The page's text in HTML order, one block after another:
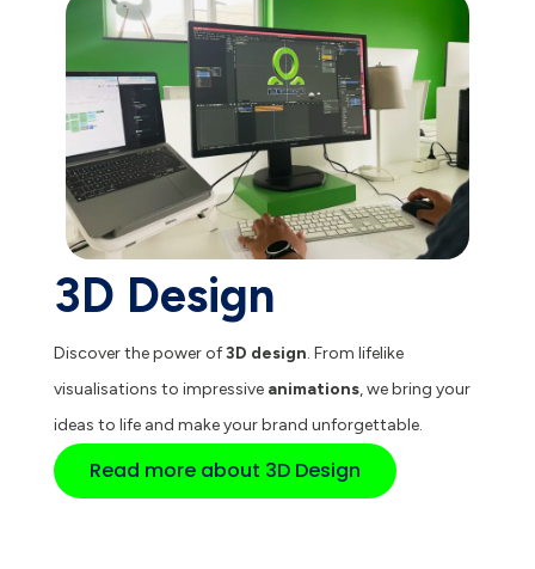
3D Design
Discover the power of3D design. From lifelike
visualisations to impressive animations, we bring your
ideas to life and make your brand unforgettable.
Read more about 3D Design